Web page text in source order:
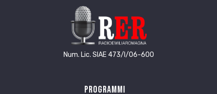
Num. Lic. SIAE 473/I/06-600
Programmi